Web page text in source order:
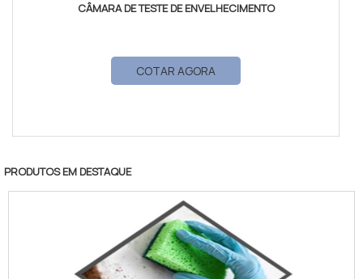
CÂMARA DE TESTE DE ENVELHECIMENTO
COTAR AGORA
PRODUTOS EM DESTAQUE